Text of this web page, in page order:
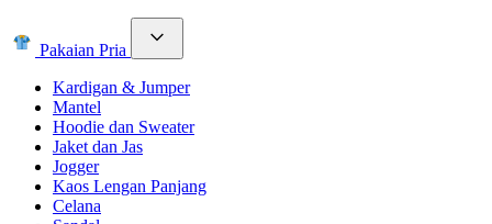
Pakaian Pria
Kardigan & Jumper
Mantel
Hoodie dan Sweater
Jaket dan Jas
Jogger
Kaos Lengan Panjang
Celana